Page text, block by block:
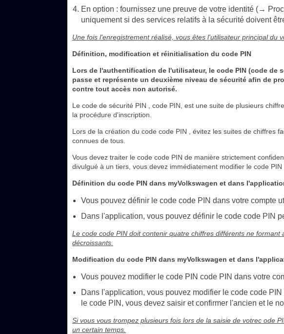
En option : fournissez une preuve de votre identité (→
uniquement si des services relatifs à la sécurité doivent
Une fois l'enregistrement réalisé, vous êtes l'utilisateur principal du
Définition, modification et réinitialisation du code PIN
Lors de l'authentification de l'utilisateur, le code PIN (code de
passe et représente un deuxième niveau de sécurité afin de
contre tout accès non autorisé.
Le code de sécurité PIN , code PIN, est une suite de plusieurs
la procédure d'inscription.
Lors de la création du code code PIN , évitez les suites de chiffres
connues de tous.
Vous devez traiter le code code PIN de manière strictement
divulgué à un tiers, vous devez immédiatement modifier le code
Définition du code PIN dans myVolkswagen et dans
Vous pouvez définir le code code PIN dans votre compte
Dans l'application, vous pouvez définir le code code PIN
Le code code PIN doit contenir quatre chiffres différents ne
décroissants.
Modification du code PIN dans myVolkswagen et dans
Vous pouvez modifier le code PIN code PIN dans votre
Dans l'application, vous pouvez modifier le code code
le code PIN, vous devez saisir et confirmer l'ancien et le
Si vous vous trompez plusieurs fois lors de la saisie de votrec ode
un certain temps.